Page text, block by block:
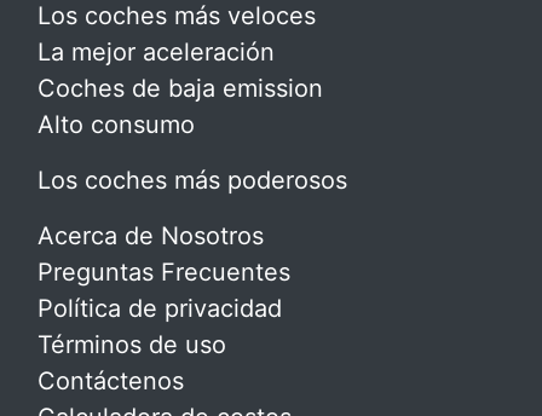
Los coches más veloces
La mejor aceleración
Coches de baja emission
Alto consumo
Los coches más poderosos
Acerca de Nosotros
Preguntas Frecuentes
Política de privacidad
Términos de uso
Contáctenos